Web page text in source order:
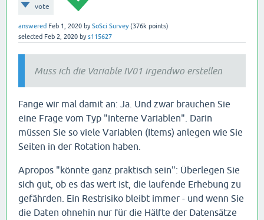
vote
answered Feb 1, 2020 bySoSci Survey (376k points)
selected Feb 2, 2020 bys115627
Muss ich die Variable IV01 irgendwo erstellen
Fange wir mal damit an: Ja. Und zwar brauchen Sie
eine Frage vom Typ "interne Variablen". Darin
müssen Sie so viele Variablen (Items) anlegen wie Sie
Seiten in der Rotation haben.
Apropos "könnte ganz praktisch sein": Überlegen Sie
sich gut, ob es das wert ist, die laufende Erhebung zu
gefährden. Ein Restrisiko bleibt immer - und wenn Sie
die Daten ohnehin nur für die Hälfte der Datensätze